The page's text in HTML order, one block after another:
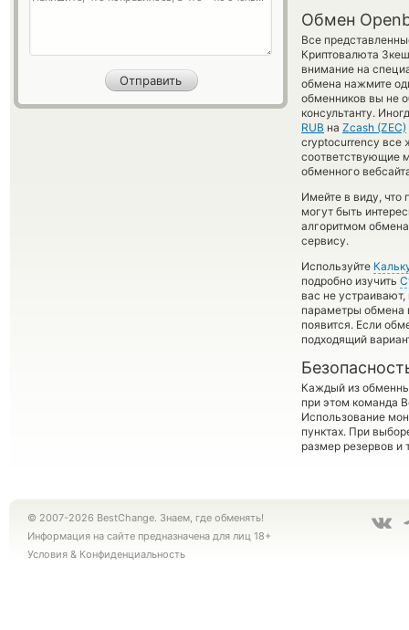
Обмен
Все
Криптовалюта
внимание на
обмена нажмите
обменников вы не
консультанту.
RUB на Zcash (ZEC)
cryptocurrency все
соответствующие
обменного
Имейте в виду, что
могут быть
алгоритмом
сервису.
Используйте
подробно изучить
вас не
параметры обмена
появится. Если
подходящий
Каждый из
при этом команда
Использование
пунктах. При
размер резервов и
© 2007-2026 BestChange. Знаем, где обменять!
Информация на сайте предназначена для лиц 18+
Условия & Конфиденциальность